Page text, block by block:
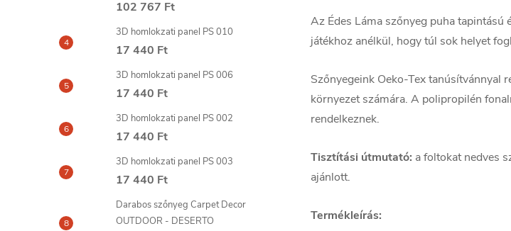
102 767 Ft
3D homlokzati panel PS 010
17 440 Ft
3D homlokzati panel PS 006
17 440 Ft
3D homlokzati panel PS 002
17 440 Ft
3D homlokzati panel PS 003
17 440 Ft
Darabos szőnyeg Carpet Decor
OUTDOOR - DESERTO
Az Édes Láma szőnyeg puha
játékhoz anélkül, hogy túl sok helyet
Szőnyegeink Oeko-Tex tanúsítvánnyal
környezet számára. A polipropilén
rendelkeznek.
Tisztítási útmutató: a foltokat nedves
ajánlott.
Termékleírás: